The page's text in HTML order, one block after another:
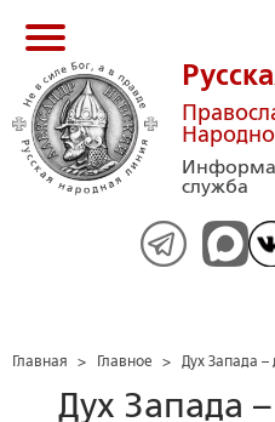
служба
Главная > Главное > Дух Запада –
Дух Запада